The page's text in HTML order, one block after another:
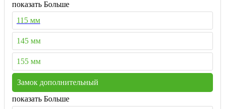
показать Больше
115 мм
145 мм
155 мм
Замок дополнительный
показать Больше